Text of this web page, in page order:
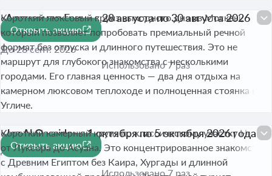
«Александр Грин» с 28 августа по 30 августа 2026
года
До 28 сент. 2026
Короткий люксовый круиз выходного дня из Москвы,
который позволяет попробовать премиальный речной
формат без отпуска и длинного путешествия. Это не
маршрут для глубокого знакомства с несколькими
городами. Его главная ценность — два дня отдыха на
камерном люксовом теплоходе и полноценная стоянка в
Угличе.
Открыть акцию
Использовано 7 раз
«Jaz Al Qassida» с 1 октября по 5 октября 2026 года
До 1 окт. 2026
Короткий камерный круиз по классическому участку Нила
от Луксора до Асуана. Это концентрированное знакомство
с Древним Египтом без Каира, Хургады и длинной
Открыть акцию
Использовано 7 раз